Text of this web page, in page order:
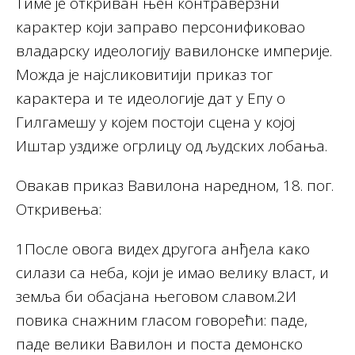
карактер који заправо персонификовао
владарску идеологију вавилонске империје.
Можда је најсликовитији приказ тог
карактера и те идеологије дат у Епу о
Гилгамешу у којем постоји сцена у којој
Иштар уздиже огрлицу од људских лобања.
Овакав приказ Вавилона наредном, 18. пог.
Откривења:
1После овога видех другога анђела како
силази са неба, који је имао велику власт, и
земља би обасјана његовом славом.2И
повика снажним гласом говорећи: паде,
паде велики Вавилон и поста демонско